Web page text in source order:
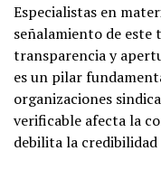
Especialistas en
señalamiento de este
transparencia y
es un pilar
organizaciones
verificable afecta la
debilita la